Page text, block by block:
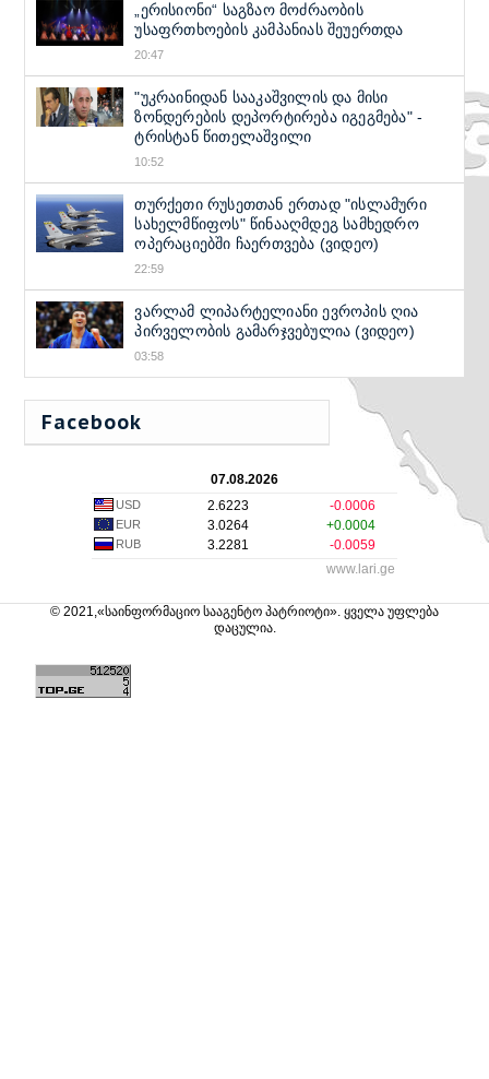
„ერისიონი“ საგზაო მოძრაობის
უსაფრთხოების კამპანიას შეუერთდა
20:47
"უკრაინიდან სააკაშვილის და მისი
ზონდერების დეპორტირება იგეგმება" -
ტრისტან წითელაშვილი
10:52
თურქეთი რუსეთთან ერთად "ისლამური
სახელმწიფოს" წინააღმდეგ სამხედრო
ოპერაციებში ჩაერთვება (ვიდეო)
22:59
ვარლამ ლიპარტელიანი ევროპის ღია
პირველობის გამარჯვებულია (ვიდეო)
03:58
Facebook
07.08.2026
USD 2.6223 -0.0006
EUR 3.0264 +0.0004
RUB 3.2281
-0.0059
www.lari.ge
© 2021,«საინფორმაციო სააგენტო პატრიოტი». ყველა უფლება
დაცულია.